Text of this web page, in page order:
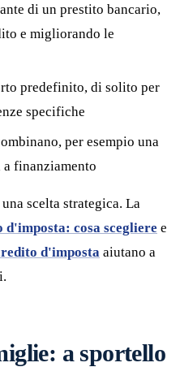
di un prestito bancario,
e migliorando le
predefinito, di solito per
specifiche
per esempio una
a finanziamento
scelta strategica. La
cosa scegliere e
d'imposta aiutano a
a sportello